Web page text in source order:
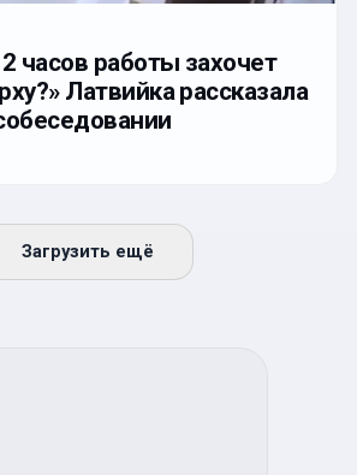
часов работы захочет
Латвийка рассказала
Загрузить ещё